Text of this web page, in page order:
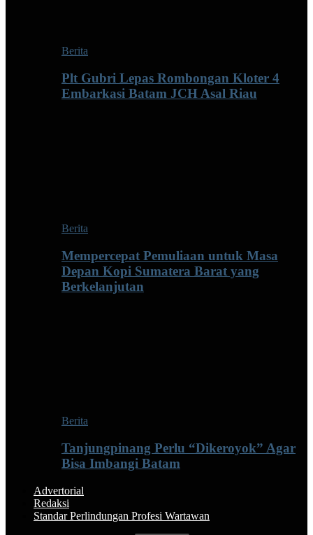
Berita
Plt Gubri Lepas Rombongan Kloter 4
Embarkasi Batam JCH Asal Riau
Berita
Mempercepat Pemuliaan untuk Masa
Depan Kopi Sumatera Barat yang
Berkelanjutan
Berita
Tanjungpinang Perlu “Dikeroyok” Agar
Bisa Imbangi Batam
Advertorial
Redaksi
Standar Perlindungan Profesi Wartawan